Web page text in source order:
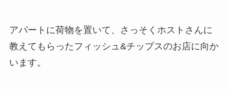
アパートに荷物を置いて、さっそくホストさんに
教えてもらったフィッシュ&チップスのお店に向か
います。